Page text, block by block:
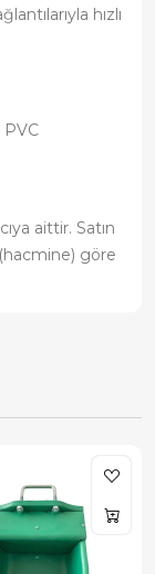
hızlı
PVC
aittir. Satın
göre